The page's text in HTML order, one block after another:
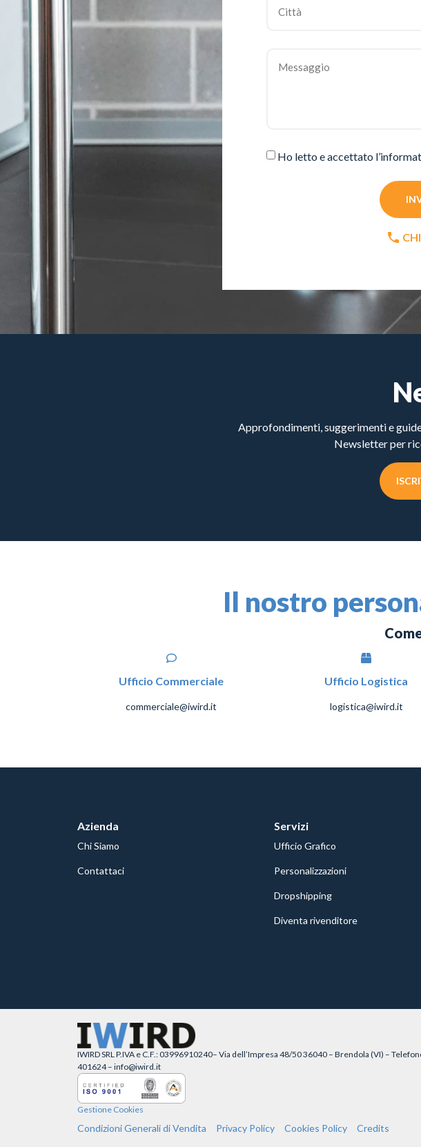
Ho letto e accettato
Approfondimenti, suggerimenti e
Newsletter per
Il nostro
Ufficio Commerciale
commerciale@iwird.it
Ufficio Logistica
logistica@iwird.it
Azienda
Chi Siamo
Contattaci
Servizi
Ufficio Grafico
Personalizzazioni
Dropshipping
Diventa rivenditore
IWIRD SRL P.IVA e C.F.: 03996910240– Via dell’Impresa 48/50 36040 – Brendola (VI) –
401624 – info@iwird.it
Gestione Cookies
Condizioni Generali di Vendita Privacy Policy Cookies Policy Credits